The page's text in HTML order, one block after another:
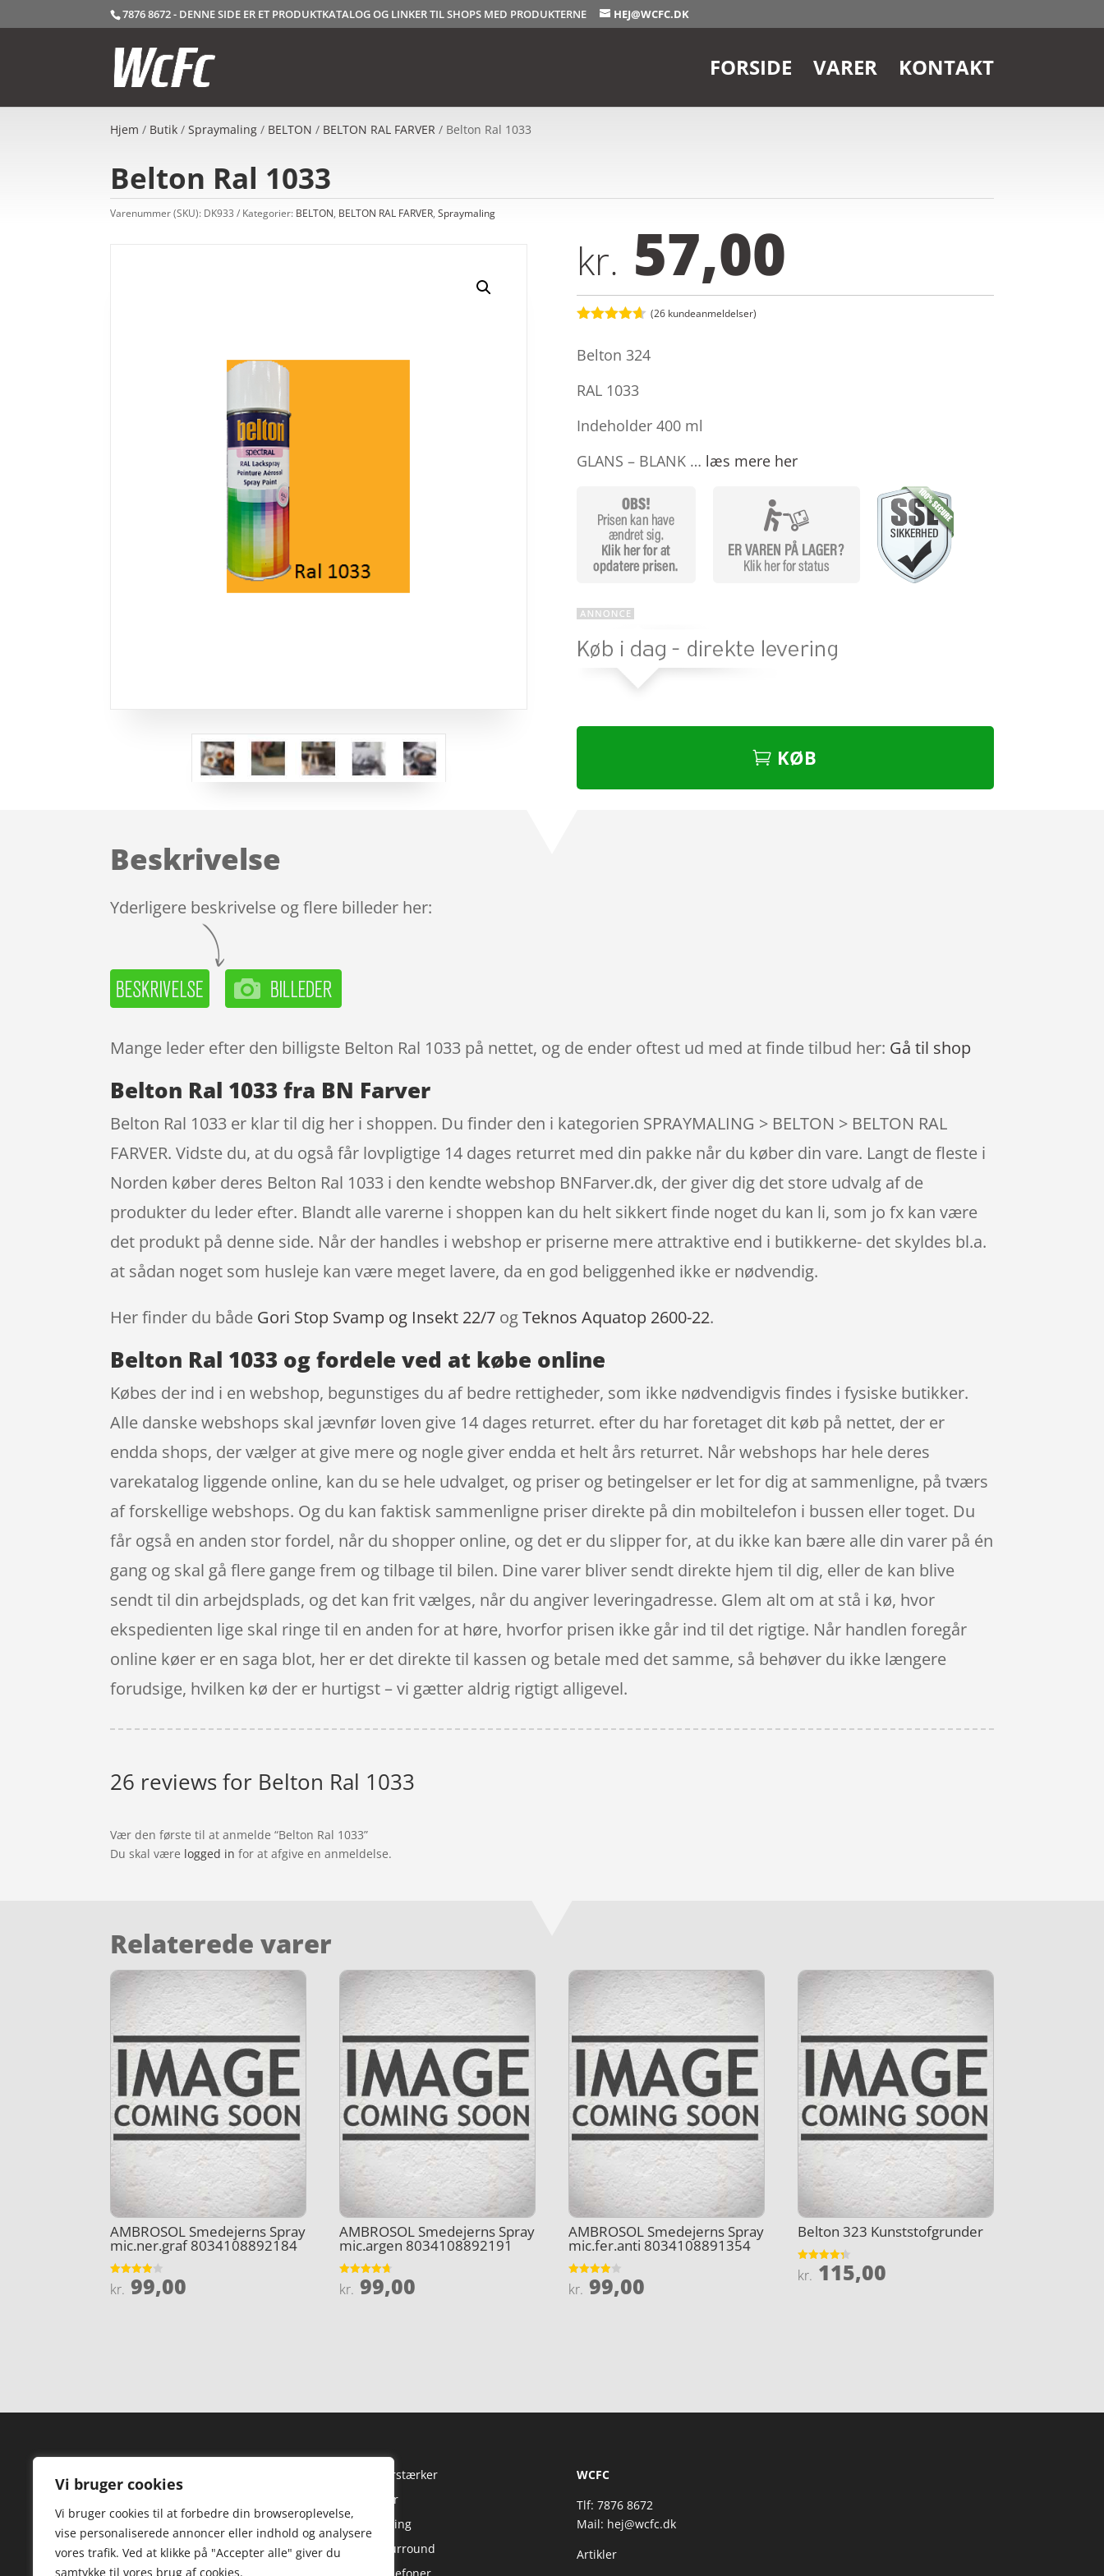
Vi bruger cookies
Vi bruger cookies til at forbedre din browseroplevelse,
vise personaliserede annoncer eller indhold og analysere
vores trafik. Ved at klikke på "Accepter alle" giver du
samtykke til vores brug af cookies.
7876 8672 - DENNE SIDE ER ET PRODUKTKATALOG OG LINKER TIL SHOPS MED PRODUKTERNE HEJ@WCFC.DK
FORSIDE VARER KONTAKT
Hjem / Butik /Spraymaling / BELTON / BELTON RAL FARVER / Belton Ral 1033
Belton Ral 1033
Varenummer (SKU): DK933 Kategorier: BELTON, BELTON RAL FARVER,Spraymaling
kr. 57,00
ud af 5
kundebedø
mmelser
(26kundeanmeldelser)
Belton 324
RAL 1033
Indeholder 400 ml
GLANS – BLANK … læs mere her
KØB
Beskrivelse
Yderligere beskrivelse og flere billeder her:
Mange leder efter den billigste Belton Ral 1033 på nettet, og de ender oftest ud med at finde tilbud her: Gå til shop
Belton Ral 1033 fra BN Farver
Belton Ral 1033 er klar til dig her i shoppen. Du finder den i kategorien SPRAYMALING > BELTON > BELTON RAL
FARVER. Vidste du, at du også får lovpligtige 14 dages returret med din pakke når du køber din vare. Langt de fleste i
Norden køber deres Belton Ral 1033 i den kendte webshop BNFarver.dk, der giver dig det store udvalg af de
produkter du leder efter. Blandt alle varerne i shoppen kan du helt sikkert finde noget du kan li, som jo fx kan være
det produkt på denne side. Når der handles i webshop er priserne mere attraktive end i butikkerne- det skyldes bl.a.
at sådan noget som husleje kan være meget lavere, da en god beliggenhed ikke er nødvendig.
Her finder du både Gori Stop Svamp og Insekt 22/7 ogTeknos Aquatop 2600-22.
Belton Ral 1033 og fordele ved at købe online
Købes der ind i en webshop, begunstiges du af bedre rettigheder, som ikke nødvendigvis findes i fysiske butikker.
Alle danske webshops skal jævnfør loven give 14 dages returret. efter du har foretaget dit køb på nettet, der er
endda shops, der vælger at give mere og nogle giver endda et helt års returret. Når webshops har hele deres
varekatalog liggende online, kan du se hele udvalget, og priser og betingelser er let for dig at sammenligne, på tværs
af forskellige webshops. Og du kan faktisk sammenligne priser direkte på din mobiltelefon i bussen eller toget. Du
får også en anden stor fordel, når du shopper online, og det er du slipper for, at du ikke kan bære alle din varer på én
gang og skal gå flere gange frem og tilbage til bilen. Dine varer bliver sendt direkte hjem til dig, eller de kan blive
sendt til din arbejdsplads, og det kan frit vælges, når du angiver leveringadresse. Glem alt om at stå i kø, hvor
ekspedienten lige skal ringe til en anden for at høre, hvorfor prisen ikke går ind til det rigtige. Når handlen foregår
online køer er en saga blot, her er det direkte til kassen og betale med det samme, så behøver du ikke længere
forudsige, hvilken kø der er hurtigst – vi gætter aldrig rigtigt alligevel.
26 reviews for Belton Ral 1033
Vær den første til at anmelde “Belton Ral 1033”
Du skal være logged in for at afgive en anmeldelse.
Relaterede varer
AMBROSOL Smedejerns Spray
mic.ner.graf 8034108892184
Vurderet
3.9
kr. 99,00
AMBROSOL Smedejerns Spray
mic.argen 8034108892191
Vurderet
4.7
kr. 99,00
AMBROSOL Smedejerns Spray
mic.fer.anti 8034108891354
Vurderet
3.9
kr. 99,00
Belton 323 Kunststofgrunder
Vurderet
4.3
kr. 115,00
Forside
HiFi Forstærker
Højtaler
Streaming
TV & Surround
WCFC
Tlf: 7876 8672
Mail: hej@wcfc.dk
Artikler